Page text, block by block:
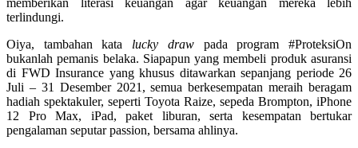
memberikan literasi keuangan agar keuangan mereka lebih
terlindungi.
Oiya, tambahan kata lucky drawpada program #ProteksiOn
bukanlah pemanis belaka. Siapapun yang membeli produk asuransi
di FWD Insurance yang khusus ditawarkan sepanjang periode 26
Juli – 31 Desember 2021, semua berkesempatan meraih beragam
hadiah spektakuler, seperti Toyota Raize, sepeda Brompton, iPhone
12 Pro Max, iPad, paket liburan, serta kesempatan bertukar
pengalaman seputar passion, bersama ahlinya.